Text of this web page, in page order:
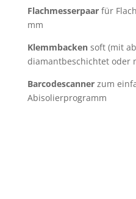
Flachmesserpaarfür
mm
Klemmbackensoft (mit
diamantbeschichtet oder
Barcodescannerzum
Abisolierprogramm